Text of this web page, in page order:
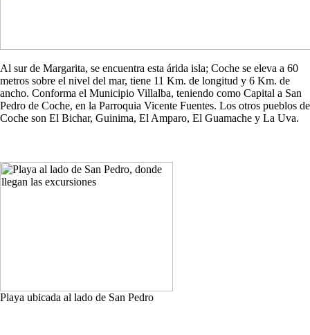
Al sur de Margarita, se encuentra esta árida isla; Coche se eleva a 60
metros sobre el nivel del mar, tiene 11 Km. de longitud y 6 Km. de
ancho. Conforma el Municipio Villalba, teniendo como Capital a San
Pedro de Coche, en la Parroquia Vicente Fuentes. Los otros pueblos de
Coche son El Bichar, Guinima, El Amparo, El Guamache y La Uva.
Playa ubicada al lado de San Pedro